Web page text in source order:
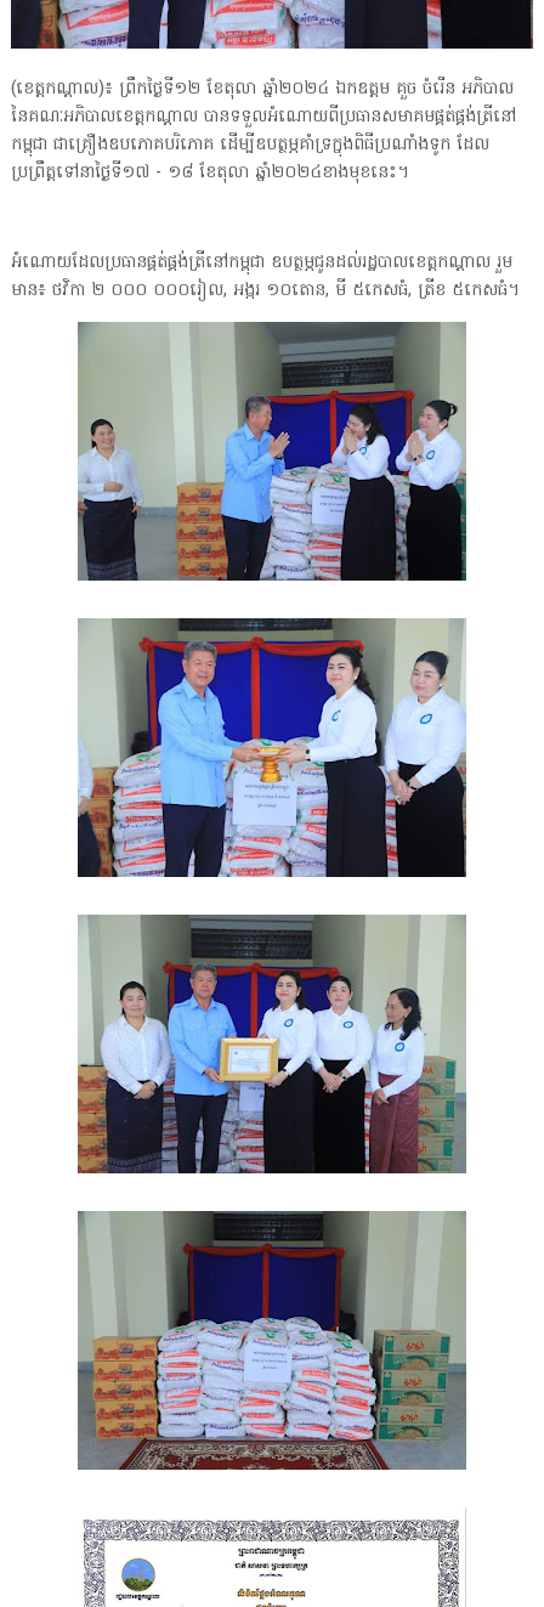
(ខេត្តកណ្ដាល)៖ ព្រឹកថ្ងៃទី១២ ខែតុលា ឆ្នាំ២០២៤ ឯកឧត្តម គួច ចំរើន អភិបាល
នៃគណៈអភិបាលខេត្តកណ្ដាល បានទទួលអំណោយពីប្រធានសមាគមផ្គត់ផ្គង់ត្រីនៅ
កម្ពុជា ជាគ្រឿងឧបភោគបរិភោគ ដើម្បីឧបត្ថម្ភគាំទ្រក្នុងពិធីប្រណាំងទូក ដែល
ប្រព្រឹត្តទៅនាថ្ងៃទី១៧ - ១៨ ខែតុលា ឆ្នាំ២០២៤ខាងមុខនេះ។
អំណោយដែលប្រធានផ្គត់ផ្គង់ត្រីនៅកម្ពុជា ឧបត្ថម្ភជូនដល់រដ្ឋបាលខេត្តកណ្តាល រួម
មាន៖ ថវិកា ២ ០០០ ០០០រៀល, អង្ករ ១០តោន, មី ៥កេសធំ, ត្រីខ ៥កេសធំ។